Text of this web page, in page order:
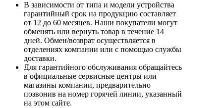
В зависимости от типа и модели устройства
гарантийный срок на продукцию составляет
от 12 до 60 месяцев. Наши покупатели могут
обменять или вернуть товар в течение 14
дней. Обмен/возврат осуществляется в
отделениях компании или с помощью службы
доставки.
Для гарантийного обслуживания обращайтесь
в официальные сервисные центры или
магазины компании, предварительно
позвонив на номер горячей линии, указанный
на этом сайте.